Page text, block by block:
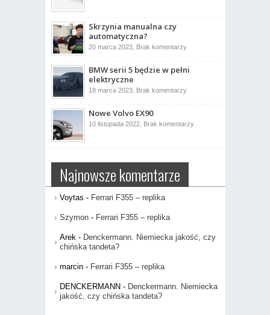
Skrzynia manualna czy
automatyczna?
20 marca 2023, Brak komentarzydo
czy
automatyczna?
BMW serii 5 będzie w pełni
elektryczne
18 marca 2023, Brak komentarzydo
w
Nowe Volvo EX90
10 listopada 2022, Brak komentarzydo
Najnowsze komentarze
Voytas - Ferrari F355 – replika
Szymon- Ferrari F355 – replika
Arek - Denckermann. Niemiecka jakość, czy
chińska tandeta?
marcin- Ferrari F355 – replika
DENCKERMANN - Denckermann. Niemiecka
jakość, czy chińska tandeta?